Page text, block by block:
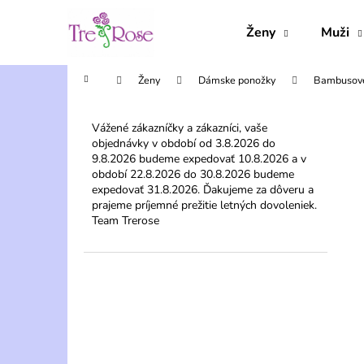
Ženy Muži
Domov Ženy Dámske ponožky
Vážené zákazníčky a zákazníci, vaše
objednávky v období od 3.8.2026 do
9.8.2026 budeme expedovať 10.8.2026 a v
období 22.8.2026 do 30.8.2026 budeme
expedovať 31.8.2026. Ďakujeme za dôveru a
prajeme príjemné prežitie letných dovoleniek.
Team Trerose
Späť
do
Späť
do